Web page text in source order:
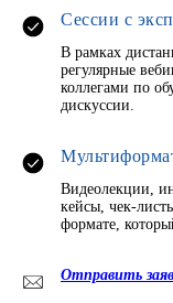
Сессии с
В рамках
регулярные
коллегами по
дискуссии.
Видеолекции,
кейсы, чек-
формате,
Отправить